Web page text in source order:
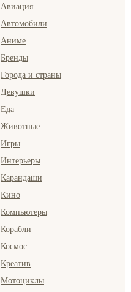
Авиация
Автомобили
Аниме
Бренды
Города и страны
Девушки
Еда
Животные
Игры
Интерьеры
Карандаши
Кино
Компьютеры
Корабли
Космос
Креатив
Мотоциклы